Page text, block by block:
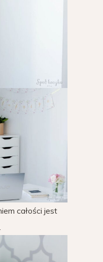
całości jest